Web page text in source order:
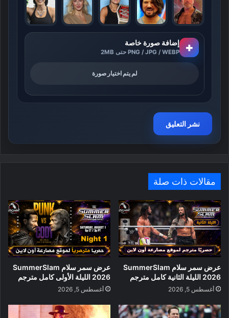
+ إضافة صورة خاصة
PNG / JPG / WEBP حتى 2MB
لم يتم اختيار صورة
مقالات ذات صلة
عرض سمر سلام SummerSlam
2026 الليلة الثانية كامل مترجم
أغسطس 5, 2026
عرض سمر سلام SummerSlam
2026 الليلة الأولى كامل مترجم
أغسطس 5, 2026